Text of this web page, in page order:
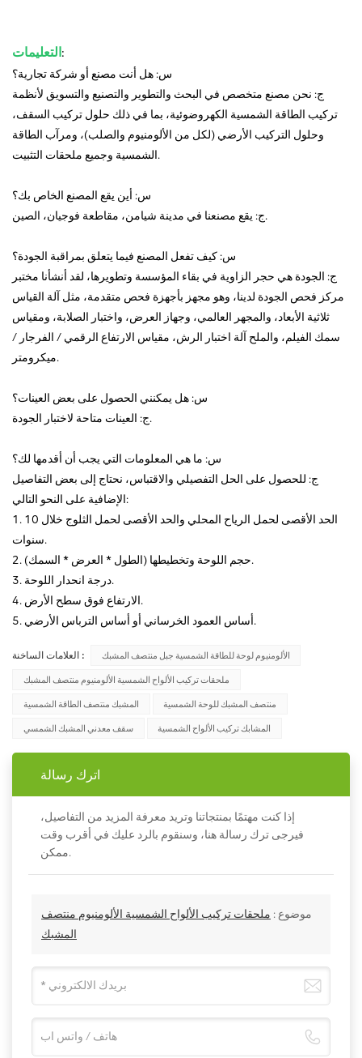
التعليمات:
س: هل أنت مصنع أو شركة تجارية؟
ج: نحن مصنع متخصص في البحث والتطوير والتصنيع والتسويق لأنظمة
تركيب الطاقة الشمسية الكهروضوئية، بما في ذلك حلول تركيب السقف،
وحلول التركيب الأرضي (لكل من الألومنيوم والصلب)، ومرآب الطاقة
الشمسية وجميع ملحقات التثبيت.
س: أين يقع المصنع الخاص بك؟
ج: يقع مصنعنا في مدينة شيامن، مقاطعة فوجيان، الصين.
س: كيف تفعل المصنع فيما يتعلق بمراقبة الجودة؟
ج: الجودة هي حجر الزاوية في بقاء المؤسسة وتطويرها، لقد أنشأنا مختبر
مركز فحص الجودة لدينا، وهو مجهز بأجهزة فحص متقدمة، مثل آلة القياس
ثلاثية الأبعاد، والمجهر العالمي، وجهاز العرض، واختبار الصلابة، ومقياس
سمك الفيلم، والملح آلة اختبار الرش، مقياس الارتفاع الرقمي / الفرجار /
ميكرومتر.
س: هل يمكنني الحصول على بعض العينات؟
ج: العينات متاحة لاختبار الجودة.
س: ما هي المعلومات التي يجب أن أقدمها لك؟
ج: للحصول على الحل التفصيلي والاقتباس، نحتاج إلى بعض التفاصيل
الإضافية على النحو التالي:
1. الحد الأقصى لحمل الرياح المحلي والحد الأقصى لحمل الثلوج خلال 10
سنوات.
2. حجم اللوحة وتخطيطها (الطول * العرض * السمك).
3. درجة انحدار اللوحة.
4. الارتفاع فوق سطح الأرض.
5. أساس العمود الخرساني أو أساس الترباس الأرضي.
العلامات الساخنة : الألومنيوم لوحة للطاقة الشمسية جبل منتصف المشبك
ملحقات تركيب الألواح الشمسية الألومنيوم منتصف المشبك
المشبك منتصف الطاقة الشمسية منتصف المشبك للوحة الشمسية
سقف معدني المشبك الشمسي المشابك تركيب الألواح الشمسية
اترك رسالة
إذا كنت مهتمًا بمنتجاتنا وتريد معرفة المزيد من التفاصيل،
فيرجى ترك رسالة هنا، وسنقوم بالرد عليك في أقرب وقت
ممكن.
موضوع : ملحقات تركيب الألواح الشمسية الألومنيوم منتصف
المشبك